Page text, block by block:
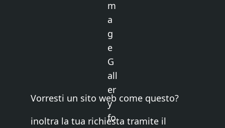
Vorresti un sito web come questo?
inoltra la tua richiesta tramite il